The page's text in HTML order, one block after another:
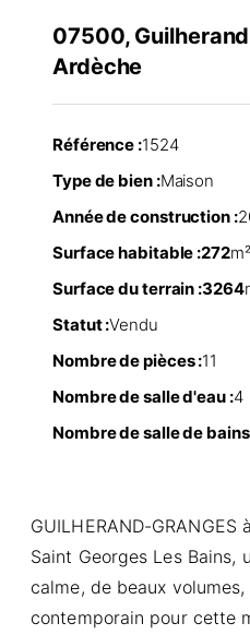
07500,
Ardèche
Référence :1524
Type de bien :Maison
Année de construction :
Surface habitable :272m²
Surface du terrain :3264
Statut :Vendu
Nombre de pièces :11
Nombre de salle d'eau :4
Nombre de salle de
GUILHERAND-
Saint Georges Les Bains,
calme, de beaux
contemporain pour cette